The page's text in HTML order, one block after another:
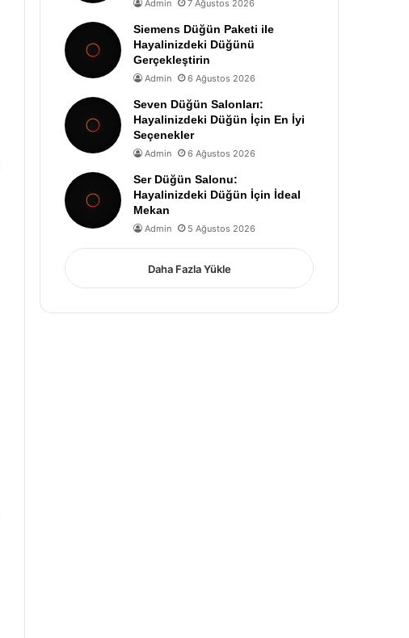
Admin 7 Ağustos 2026
Siemens Düğün Paketi ile
Hayalinizdeki Düğünü
Gerçekleştirin
Admin 6 Ağustos 2026
Seven Düğün Salonları:
Hayalinizdeki Düğün İçin En İyi
Seçenekler
Admin 6 Ağustos 2026
Ser Düğün Salonu:
Hayalinizdeki Düğün İçin İdeal
Mekan
Admin 5 Ağustos 2026
Daha Fazla Yükle